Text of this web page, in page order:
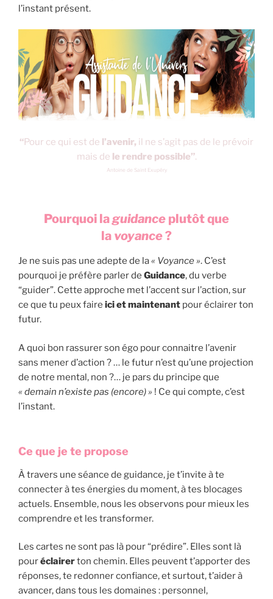
l’instant présent.
“Pour ce qui est de l’avenir, il ne s’agit pas de le prévoir
mais de le rendre possible”.
Antoine de Saint Exupéry
Pourquoi laguidance plutôt que
la voyance?
Je ne suis pas une adepte de la« Voyance ». C’est
pourquoi je préfère parler de Guidance, du verbe
“guider”. Cette approche met l’accent sur l’action, sur
ce que tu peux faire ici et maintenant pour éclairer ton
futur.
A quoi bon rassurer son égo pour connaitre l’avenir
sans mener d’action ? … le futur n’est qu’une projection
de notre mental, non ?… je pars du principe que
« demain n’existe pas (encore) » ! Ce qui compte, c’est
l’instant.
Ce que je te propose
À travers une séance de guidance, je t’invite à te
connecter à tes énergies du moment, à tes blocages
actuels. Ensemble, nous les observons pour mieux les
comprendre et les transformer.
Les cartes ne sont pas là pour “prédire”. Elles sont là
pouréclairerton chemin. Elles peuvent t’apporter des
réponses, te redonner confiance, et surtout, t’aider à
avancer, dans tous les domaines : personnel,